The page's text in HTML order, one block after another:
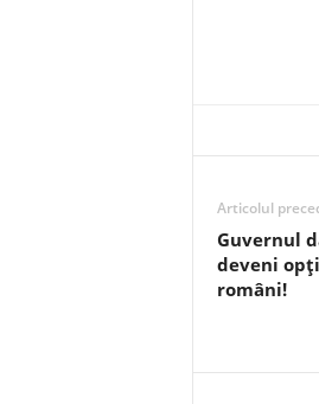
Articolul
Guvernul
deveni
români!